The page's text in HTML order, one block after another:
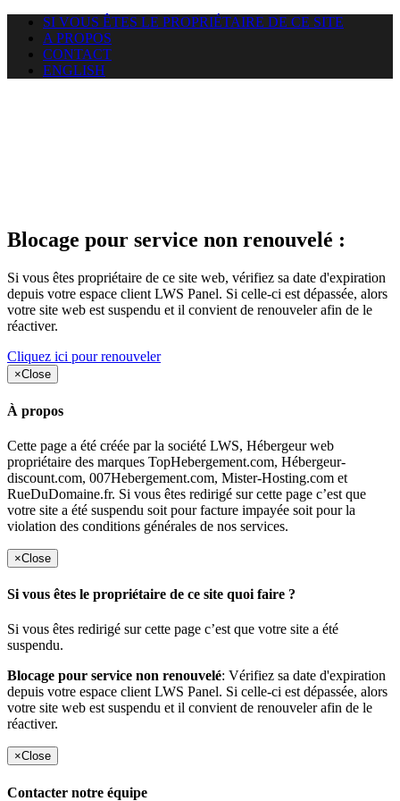
SI VOUS ÊTES LE PROPRIÉTAIRE DE CE SITE
A PROPOS
CONTACT
ENGLISH
Blocage pour service non renouvelé :
Si vous êtes propriétaire de ce site web, vérifiez sa date d'expiration
depuis votre espace client LWS Panel. Si celle-ci est dépassée, alors
votre site web est suspendu et il convient de renouveler afin de le
réactiver.
Cliquez ici pour renouveler
×Close
À propos
Cette page a été créée par la société LWS, Hébergeur web
propriétaire des marques TopHebergement.com, Hébergeur-
discount.com, 007Hebergement.com, Mister-Hosting.com et
RueDuDomaine.fr. Si vous êtes redirigé sur cette page c’est que
votre site a été suspendu soit pour facture impayée soit pour la
violation des conditions générales de nos services.
×Close
Si vous êtes le propriétaire de ce site quoi faire ?
Si vous êtes redirigé sur cette page c’est que votre site a été
suspendu.
Blocage pour service non renouvelé: Vérifiez sa date d'expiration
depuis votre espace client LWS Panel. Si celle-ci est dépassée, alors
votre site web est suspendu et il convient de renouveler afin de le
réactiver.
×Close
Contacter notre équipe